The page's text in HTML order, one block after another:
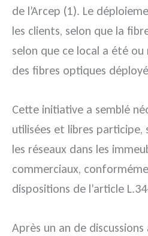
de l’Arcep (1). Le
les clients, selon que la
selon que ce local a été
des fibres optiques
Cette initiative a semblé
utilisées et libres participe,
les réseaux dans les
commerciaux,
dispositions de l’article
Après un an de